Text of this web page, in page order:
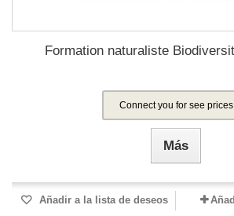
Formation naturaliste
Connect you for see prices
Más
Añadir a la lista de deseos